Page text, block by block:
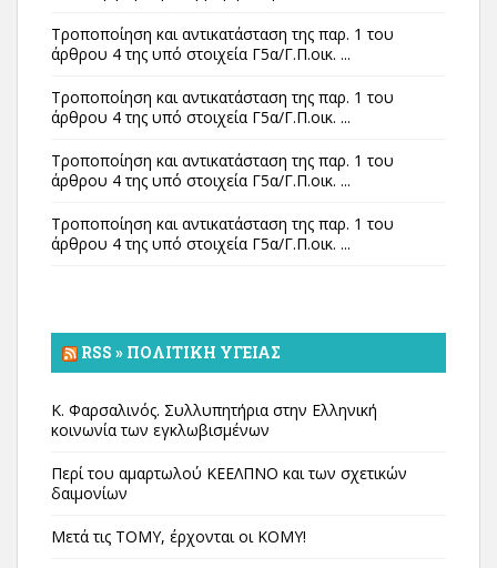
Τροποποίηση και αντικατάσταση της παρ. 1 του
άρθρου 4 της υπό στοιχεία Γ5α/Γ.Π.οικ. ...
Τροποποίηση και αντικατάσταση της παρ. 1 του
άρθρου 4 της υπό στοιχεία Γ5α/Γ.Π.οικ. ...
Τροποποίηση και αντικατάσταση της παρ. 1 του
άρθρου 4 της υπό στοιχεία Γ5α/Γ.Π.οικ. ...
Τροποποίηση και αντικατάσταση της παρ. 1 του
άρθρου 4 της υπό στοιχεία Γ5α/Γ.Π.οικ. ...
RSS » ΠΟΛΙΤΙΚΉ ΥΓΕΊΑΣ
Κ. Φαρσαλινός. Συλλυπητήρια στην Ελληνική
κοινωνία των εγκλωβισμένων
Περί του αμαρτωλού ΚΕΕΛΠΝΟ και των σχετικών
δαιμονίων
Μετά τις ΤΟΜΥ, έρχονται οι ΚΟΜΥ!